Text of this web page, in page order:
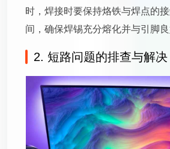
时，焊接时要保持烙铁与焊点的
间，确保焊锡充分熔化并与引脚良
2. 短路问题的排查与解决